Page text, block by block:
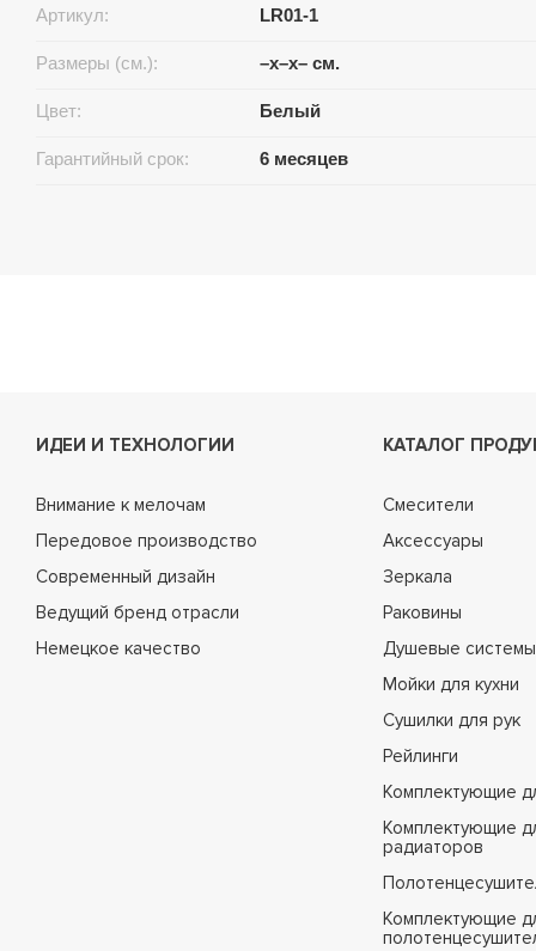
Артикул: LR01-1
Размеры (см.): –x–x– см.
Цвет: Белый
Гарантийный срок: 6 месяцев
ИДЕИ И ТЕХНОЛОГИИ
Внимание к мелочам
Передовое производство
Современный дизайн
Ведущий бренд отрасли
Немецкое качество
КАТАЛОГ
Смесители
Аксессуары
Зеркала
Раковины
Душевые системы
Мойки для кухни
Сушилки для рук
Рейлинги
Комплектующие
Комплектующие
радиаторов
Комплектующие